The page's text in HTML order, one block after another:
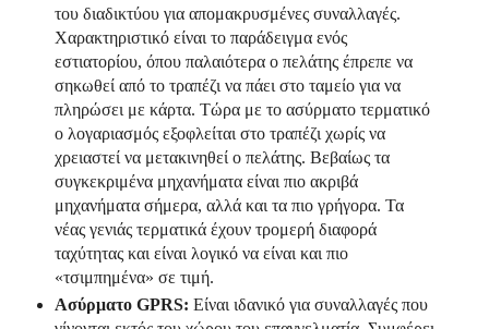
του διαδικτύου για απομακρυσμένες συναλλαγές.
Χαρακτηριστικό είναι το παράδειγμα ενός
εστιατορίου, όπου παλαιότερα ο πελάτης έπρεπε να
σηκωθεί από το τραπέζι να πάει στο ταμείο για να
πληρώσει με κάρτα. Τώρα με το ασύρματο τερματικό
ο λογαριασμός εξοφλείται στο τραπέζι χωρίς να
χρειαστεί να μετακινηθεί ο πελάτης. Βεβαίως τα
συγκεκριμένα μηχανήματα είναι πιο ακριβά
μηχανήματα σήμερα, αλλά και τα πιο γρήγορα. Τα
νέας γενιάς τερματικά έχουν τρομερή διαφορά
ταχύτητας και είναι λογικό να είναι και πιο
«τσιμπημένα» σε τιμή.
Ασύρματο GPRS: Είναι ιδανικό για συναλλαγές που